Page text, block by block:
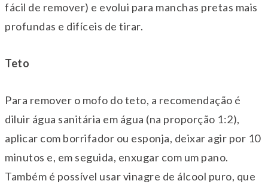
fácil de remover) e evolui para manchas pretas mais
profundas e difíceis de tirar.
Teto
Para remover o mofo do teto, a recomendação é
diluir água sanitária em água (na proporção 1:2),
aplicar com borrifador ou esponja, deixar agir por 10
minutos e, em seguida, enxugar com um pano.
Também é possível usar vinagre de álcool puro, que